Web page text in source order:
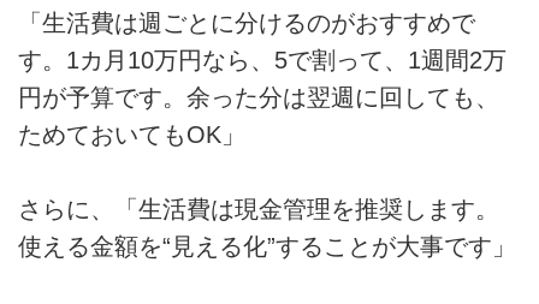
「生活費は週ごとに分けるのがおすすめで
す。1カ月10万円なら、5で割って、1週間2万
円が予算です。余った分は翌週に回しても、
ためておいてもOK」
さらに、「生活費は現金管理を推奨します。
使える金額を“見える化”することが大事です」